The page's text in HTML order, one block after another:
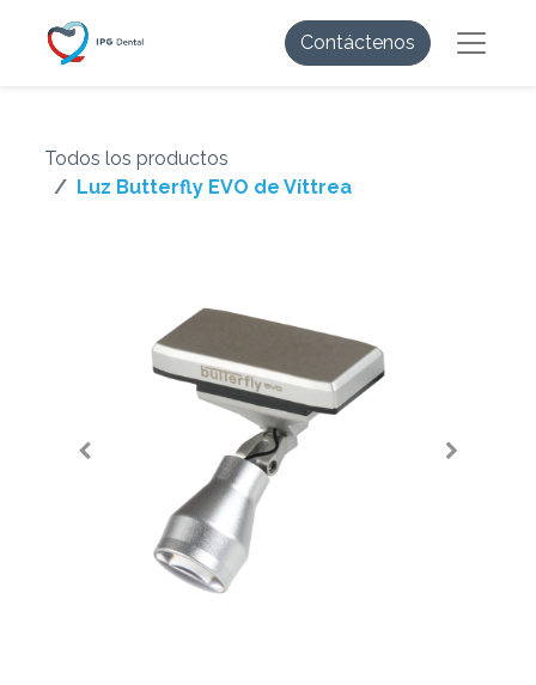
Contáctenos
Todos los productos
Luz Butterfly EVO de Víttrea